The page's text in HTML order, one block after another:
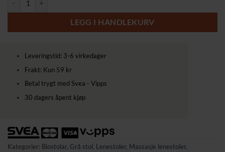
LEGG I HANDLEKURV
Leveringstid: 3-6 virkedager
Frakt: Kun 59 kr
Betal trygt med Svea - Vipps
30 dagers åpent kjøp
Kategorier: Biostolar, Grå stol, Lenestoler, Massasje lenestoler,